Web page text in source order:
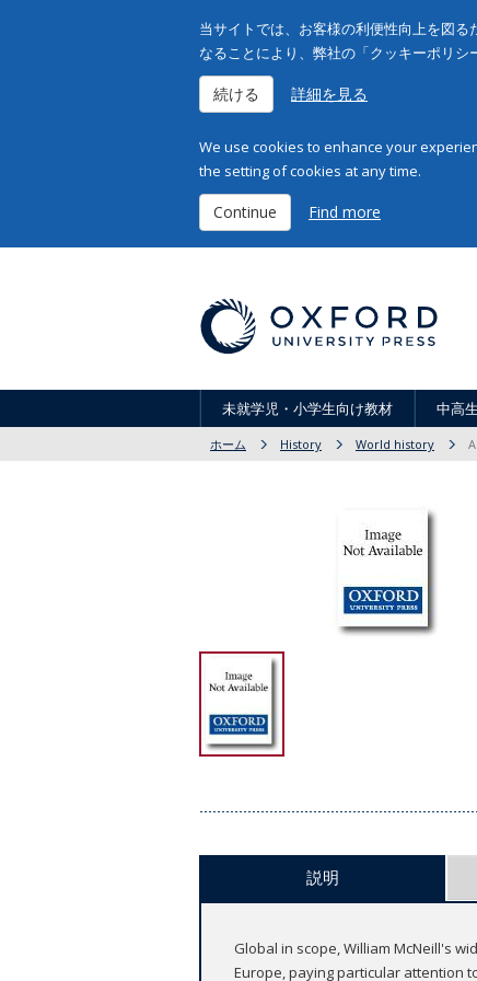
当サイトでは、お客様の利便性向上を図
なることにより、弊社の「クッキーポリシ
続ける 詳細を見る
We use cookies to enhance your
the setting of cookies at any time.
Continue Find more
未就学児・小学生向け教材 中高
ホーム History World history
説明
Global in scope, William McNeill's
Europe, paying particular attention